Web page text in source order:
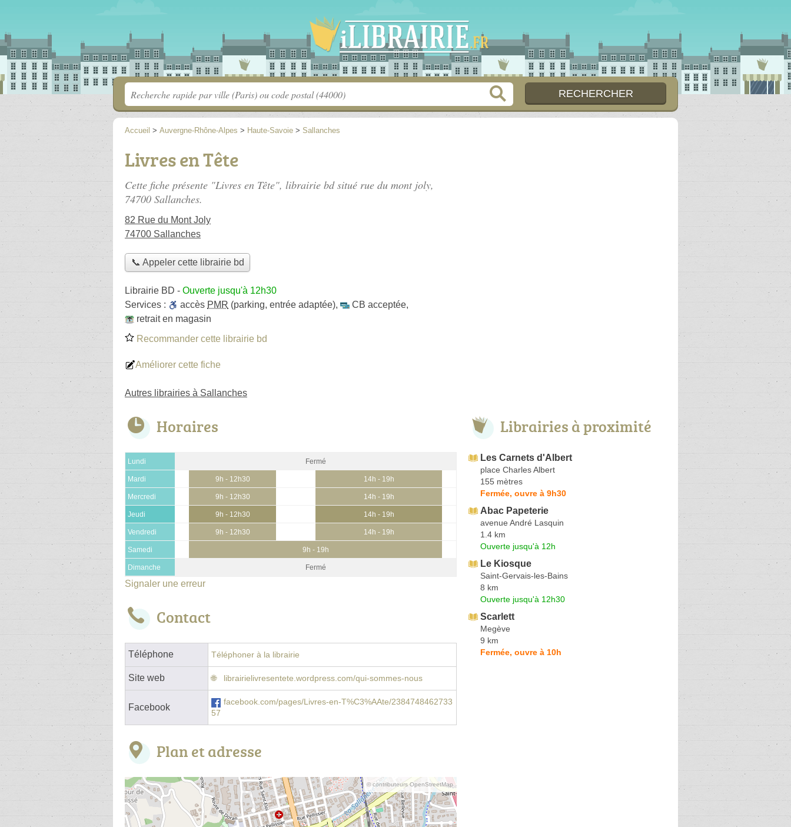
Accueil > Auvergne-Rhône-Alpes > Haute-Savoie > Sallanches
Livres en Tête
Cette fiche présente "Livres en Tête", librairie bd situé rue du mont joly,
74700 Sallanches.
82 Rue du Mont Joly
74700 Sallanches
📞 Appeler cette librairie bd
Librairie BD - Ouverte jusqu'à 12h30
Services :
accès PMR (parking, entrée adaptée), CB acceptée,
retrait en magasin
Recommander cette librairie bd
Améliorer cette fiche
Autres librairies à Sallanches
Horaires
Lundi Fermé
Mardi 9h - 12h30 14h - 19h
Mercredi 9h - 12h30 14h - 19h
Jeudi 9h - 12h30 14h - 19h
Vendredi 9h - 12h30 14h - 19h
Samedi 9h - 19h
Dimanche Fermé
Signaler une erreur
Contact
Téléphone Téléphoner à la librairie
Site web librairielivresentete.wordpress.com/qui-sommes-nous
Facebook
facebook.com/pages/Livres-en-T%C3%AAte/2384748462733
57
Plan et adresse
© contributeurs OpenStreetMap
Librairies à proximité
Les Carnets d'Albert
place Charles Albert
155 mètres
Fermée, ouvre à 9h30
Abac Papeterie
avenue André Lasquin
1.4 km
Ouverte jusqu'à 12h
Le Kiosque
Saint-Gervais-les-Bains
8 km
Ouverte jusqu'à 12h30
Scarlett
Megève
9 km
Fermée, ouvre à 10h